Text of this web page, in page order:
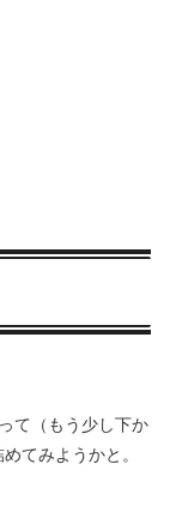
て（もう少し下か
てみようかと。